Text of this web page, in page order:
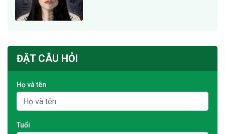
ĐẶT CÂU HỎI
Họ và tên
Tuổi